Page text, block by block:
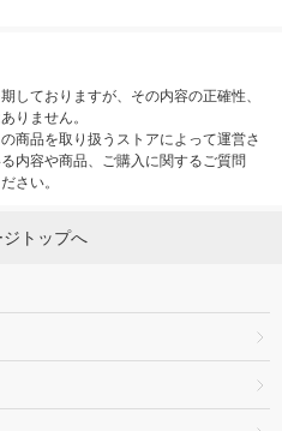
しておりますが、その内容の正確性、
りません。
商品を取り扱うストアによって運営さ
内容や商品、ご購入に関するご質問
さい。
トップへ